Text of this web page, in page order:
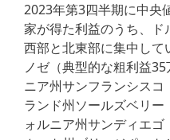
2023年第3四半期に中央
家が得た利益のうち、
西部と北東部に集中し
ノゼ（典型的な粗利益
ニア州サンフランシス
ランド州ソールズベリ
ォルニア州サンディエ